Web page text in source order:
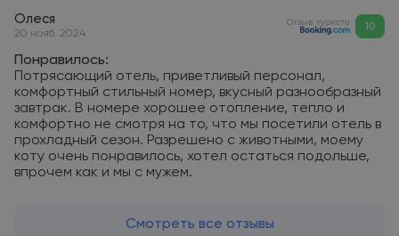
Олеся
20 нояб. 2024
Отзыв туриста 10
Понравилось:
Потрясающий отель, приветливый персонал,
комфортный стильный номер, вкусный разнообразный
завтрак. В номере хорошее отопление, тепло и
комфортно не смотря на то, что мы посетили отель в
прохладный сезон. Разрешено с животными, моему
коту очень понравилось, хотел остаться подольше,
впрочем как и мы с мужем.
Смотреть все отзывы